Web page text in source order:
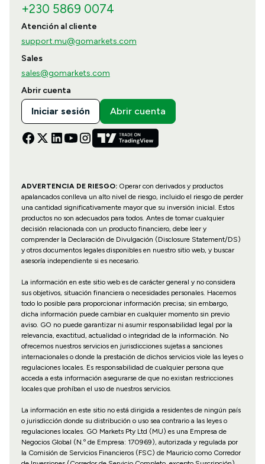
+230 5869 0074
Atención al cliente
support.mu@gomarkets.com
Sales
sales@gomarkets.com
Abrir cuenta
Iniciar sesión Abrir cuenta
ADVERTENCIA DE RIESGO:Operar con derivados y productos
apalancados conlleva un alto nivel de riesgo, incluido el riesgo de perder
una cantidad significativamente mayor que su inversión inicial. Estos
productos no son adecuados para todos. Antes de tomar cualquier
decisión relacionada con un producto financiero, debe leer y
comprender la Declaración de Divulgación (Disclosure Statement/DS)
y otros documentos legales disponibles en nuestro sitio web, y buscar
asesoría independiente si es necesario.
La información en este sitio web es de carácter general y no considera
sus objetivos, situación financiera o necesidades personales. Hacemos
todo lo posible para proporcionar información precisa; sin embargo,
dicha información puede cambiar en cualquier momento sin previo
aviso. GO no puede garantizar ni asumir responsabilidad legal por la
relevancia, exactitud, actualidad o integridad de la información. No
ofrecemos nuestros servicios en jurisdicciones sujetas a sanciones
internacionales o donde la prestación de dichos servicios viole las leyes o
regulaciones locales. Es responsabilidad de cualquier persona que
acceda a esta información asegurarse de que no existan restricciones
locales que prohíban el uso de nuestros servicios.
La información en este sitio no está dirigida a residentes de ningún país
o jurisdicción donde su distribución o uso sea contrario a las leyes o
regulaciones locales. GO Markets Pty Ltd (MU) es una Empresa de
Negocios Global (N.º de Empresa: 170969), autorizada y regulada por
la Comisión de Servicios Financieros (FSC) de Mauricio como Corredor